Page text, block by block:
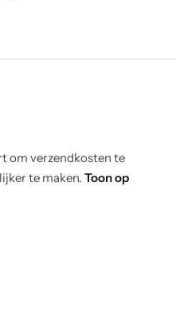
om verzendkosten te
te maken. Toon op